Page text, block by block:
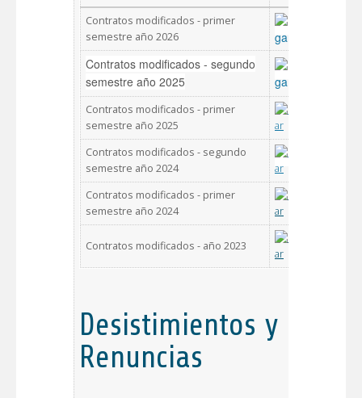
Contratos modificados - primer
semestre año 2026
Contratos modificados - segundo
semestre año 2025
Contratos modificados - primer
semestre año 2025
Contratos modificados - segundo
semestre año 2024
Contratos modificados - primer
semestre año 2024
Contratos modificados - año 2023
Desistimientos y
Renuncias